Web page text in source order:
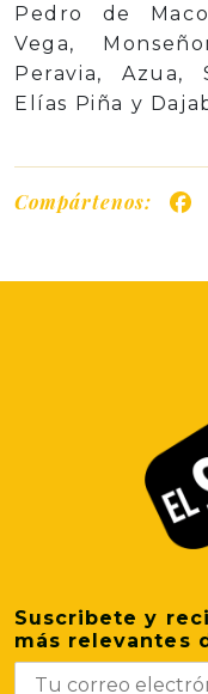
Pedro de
Vega,
Peravia, Azua,
Elías Piña y
Compártenos:
Suscribete y
más relevantes